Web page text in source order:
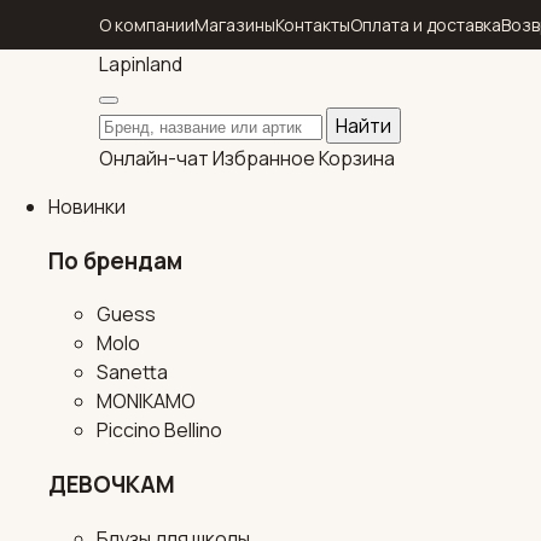
О компанииМагазиныКонтактыОплата и доставка
Lapinland
Поиск по каталогу
Найти
Онлайн-чатИзбранноеКорзина
Новинки
По брендам
Guess
Molo
Sanetta
MONIKAMO
Piccino Bellino
ДЕВОЧКАМ